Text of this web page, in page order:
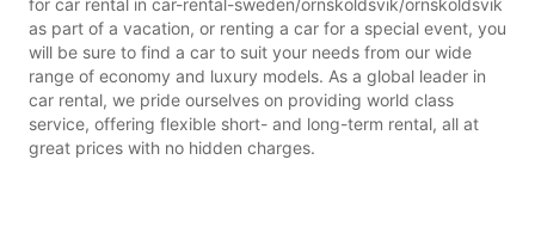
for car rental in car-rental-sweden/ornskoldsvik/ornskoldsvik
as part of a vacation, or renting a car for a special event, you
will be sure to find a car to suit your needs from our wide
range of economy and luxury models. As a global leader in
car rental, we pride ourselves on providing world class
service, offering flexible short- and long-term rental, all at
great prices with no hidden charges.